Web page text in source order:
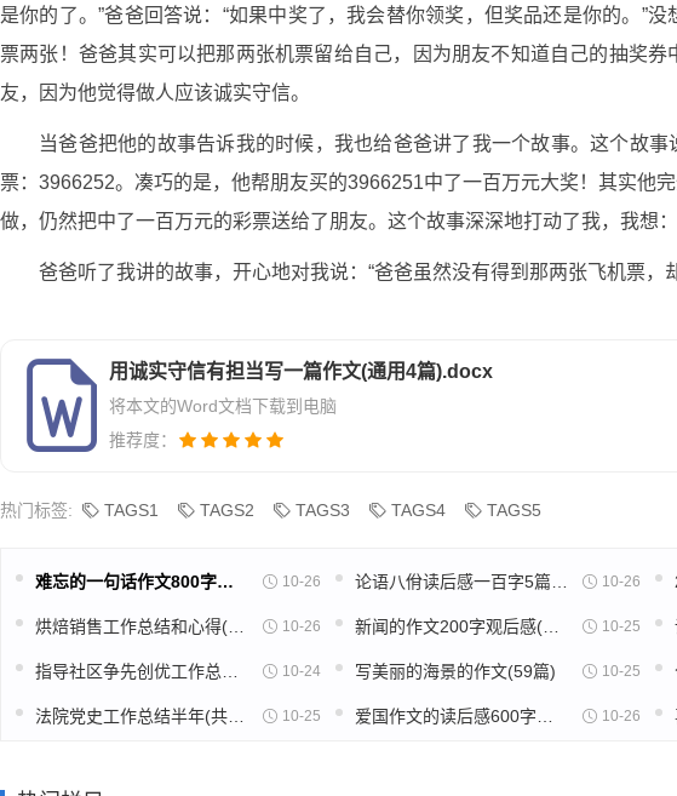
是你的了。”爸爸回答说：“如果中奖了，我会替你领奖，但奖品还是你的。”
票两张！爸爸其实可以把那两张机票留给自己，因为朋友不知道自己的抽奖
友，因为他觉得做人应该诚实守信。
当爸爸把他的故事告诉我的时候，我也给爸爸讲了我一个故事。这个故
票：3966252。凑巧的是，他帮朋友买的3966251中了一百万元大奖！其实他
做，仍然把中了一百万元的彩票送给了朋友。这个故事深深地打动了我，我想
爸爸听了我讲的故事，开心地对我说：“爸爸虽然没有得到那两张飞机票
用诚实守信有担当写一篇作文(通用4篇).docx
将本文的Word文档下载到电脑
推荐度：
热门标签: TAGS1 TAGS2 TAGS3 TAGS4 TAGS5
难忘的一句话作文800字高中(推荐39篇) 10-26 10-26
10-26 10-25
10-24 写美丽的海景的作文(59篇) 10-25
10-25 10-26